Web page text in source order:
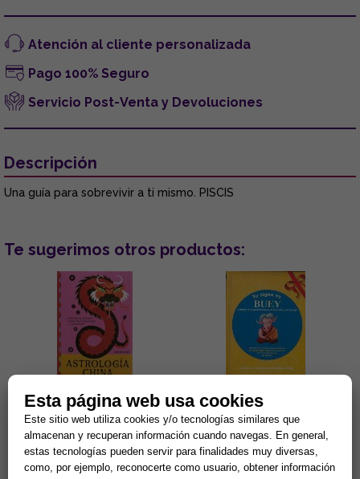
Atención al cliente personalizada
Pago 100% Seguro
Servicio Post-Venta y Devoluciones
Descripción
Una guía para sobrevivir a ti mismo. PISCIS
Te sugerimos otros productos:
ASTROLOGÍA CHINA:
DESCIFRA EL ZODÍACO CHINO
PARA CONOCERTE Y VIVIR
MEJOR
TU SIGNO ES BUEY
Disciplinados y cordiales: ésas
son dos de las características
de las personas nacidas bajo el
Esta página web usa cookies
Este sitio web utiliza cookies y/o tecnologías similares que
almacenan y recuperan información cuando navegas. En general,
estas tecnologías pueden servir para finalidades muy diversas,
como, por ejemplo, reconocerte como usuario, obtener información